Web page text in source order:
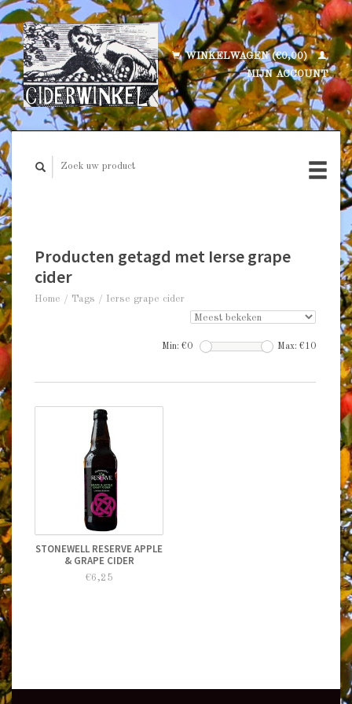
WINKELWAGEN (€0,00)
MIJN ACCOUNT
Producten getagd met Ierse grape
cider
Home / Tags / Ierse grape cider
Min: €0 Max: €10
STONEWELL RESERVE APPLE
& GRAPE CIDER
€6,25